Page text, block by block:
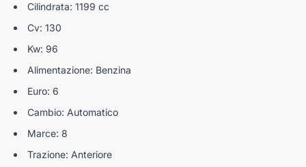
Cilindrata: 1199 cc
Cv: 130
Kw: 96
Alimentazione: Benzina
Euro: 6
Cambio: Automatico
Marce: 8
Trazione: Anteriore